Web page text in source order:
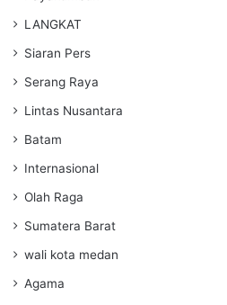
LANGKAT
Siaran Pers
Serang Raya
Lintas Nusantara
Batam
Internasional
Olah Raga
Sumatera Barat
wali kota medan
Agama